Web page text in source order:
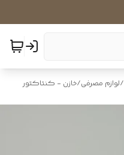
/لوازم مصرفی/خازن - کنتاکتور